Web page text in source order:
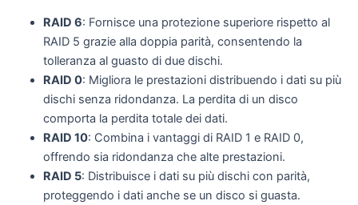
RAID 6: Fornisce una protezione superiore rispetto al
RAID 5 grazie alla doppia parità, consentendo la
tolleranza al guasto di due dischi.
RAID 0: Migliora le prestazioni distribuendo i dati su più
dischi senza ridondanza. La perdita di un disco
comporta la perdita totale dei dati.
RAID 10: Combina i vantaggi di RAID 1 e RAID 0,
offrendo sia ridondanza che alte prestazioni.
RAID 5: Distribuisce i dati su più dischi con parità,
proteggendo i dati anche se un disco si guasta.